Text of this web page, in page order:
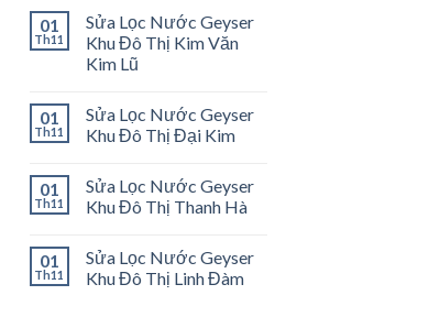
01
Th11
Sửa Lọc Nước Geyser
Khu Đô Thị Kim Văn
Kim Lũ
01
Th11
Sửa Lọc Nước Geyser
Khu Đô Thị Đại Kim
01
Th11
Sửa Lọc Nước Geyser
Khu Đô Thị Thanh Hà
01
Th11
Sửa Lọc Nước Geyser
Khu Đô Thị Linh Đàm